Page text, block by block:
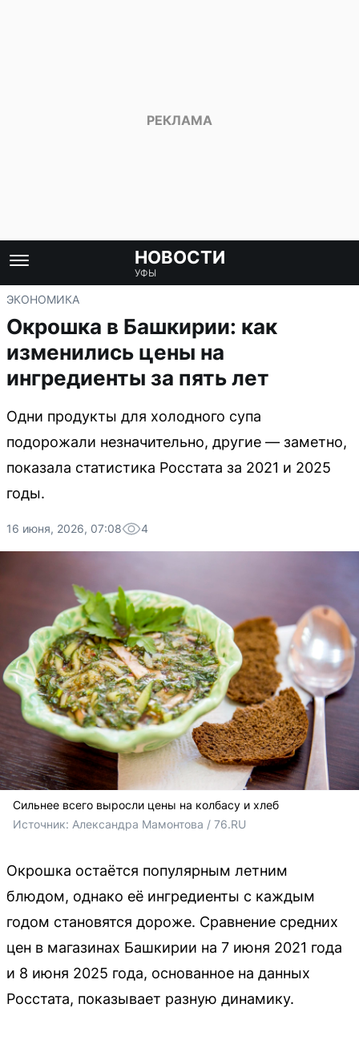
НОВОСТИ
УФЫ
ЭКОНОМИКА
Окрошка в Башкирии: как
изменились цены на
ингредиенты за пять лет
Одни продукты для холодного супа
подорожали незначительно, другие — заметно,
показала статистика Росстата за 2021 и 2025
годы.
16 июня, 2026, 07:08 4
Сильнее всего выросли цены на колбасу и хлеб
Источник: Александра Мамонтова / 76.RU
Окрошка остаётся популярным летним
блюдом, однако её ингредиенты с каждым
годом становятся дороже. Сравнение средних
цен в магазинах Башкирии на 7 июня 2021 года
и 8 июня 2025 года, основанное на данных
Росстата, показывает разную динамику.